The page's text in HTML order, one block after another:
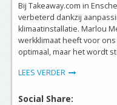
Bij Takeaway.com in
verbeterd dankzij
klimaatinstallatie. Marlou
werkklimaat heeft voor
optimaal, maar het wordt
LEES VERDER
Social Share: